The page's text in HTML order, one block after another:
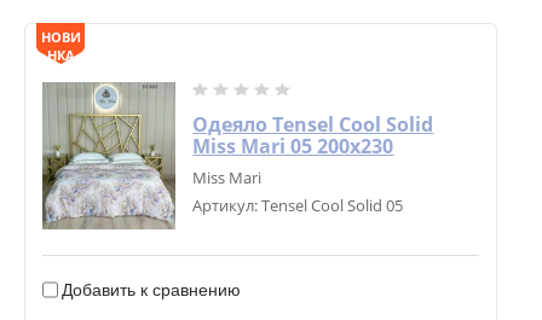
НОВИ
НКА
Одеяло Tensel Cool Solid
Miss Mari 05 200х230
Miss Mari
Артикул:Tensel Cool Solid 05
Добавить к сравнению